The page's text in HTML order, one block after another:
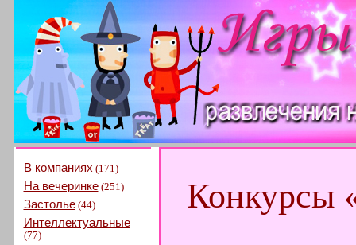
В компаниях (171)
На вечеринке(251)
Застолье(44)
Интеллектуальные
(77)
Конкурсы